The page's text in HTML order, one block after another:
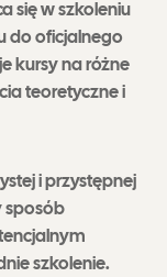
się w szkoleniu
do oficjalnego
kursy na różne
teoretyczne i
i przystępnej
sposób
szkolenie.